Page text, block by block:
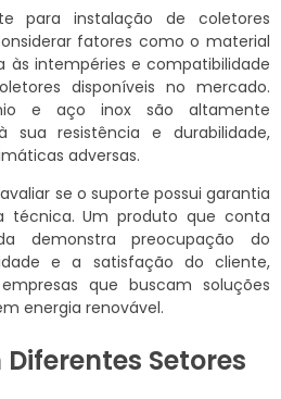
para instalação de coletores
fatores como o material
às intempéries e compatibilidade
disponíveis no mercado.
e aço inox são altamente
sua resistência e durabilidade,
adversas.
se o suporte possui garantia
técnica. Um produto que conta
demonstra preocupação do
e a satisfação do cliente,
que buscam soluções
energia renovável.
Setores